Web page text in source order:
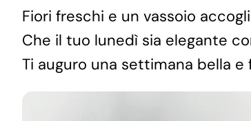
Fiori freschi e un vassoio
Che il tuo lunedì sia elegante
Ti auguro una settimana bella e